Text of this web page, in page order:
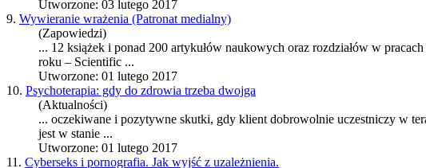
Utworzone: 03 lutego 2017
9. Wywieranie wrażenia (Patronat medialny)
(Zapowiedzi)
... 12 książek i ponad 200 artykułów naukowych oraz rozdziałów w praca
roku – Scientific ...
Utworzone: 01 lutego 2017
10. Psychoterapia: gdy do zdrowia trzeba dwojga
(Aktualności)
... oczekiwane i pozytywne skutki, gdy klient dobrowolnie uczestniczy w
jest w stanie ...
Utworzone: 01 lutego 2017
11. Cyberseks i pornografia. Jak wyjść z uzależnienia.